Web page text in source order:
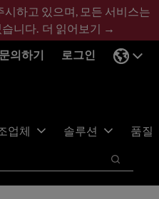
하고 있으며, 모든 서비스는
니다. 더 읽어보기 →
문의하기 로그인
업체 솔루션
품질
검색